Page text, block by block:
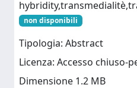
non disponibili
Tipologia: Abstract
Licenza: Accesso chiuso-
Dimensione 1.2 MB